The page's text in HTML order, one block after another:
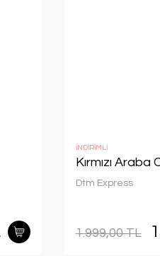
İNDİRİMLİ
Kırmızı Araba
Dtm Express
1.999,00 TL